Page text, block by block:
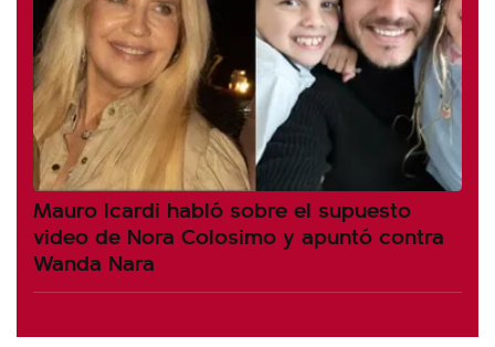
Mauro Icardi habló sobre el supuesto
video de Nora Colosimo y apuntó contra
Wanda Nara